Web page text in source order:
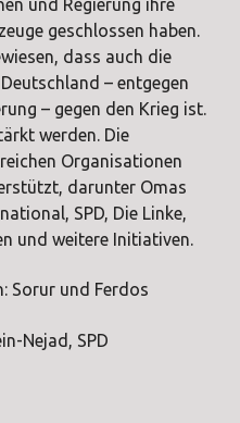
und Regierung ihre
geschlossen haben.
dass auch die
– entgegen
– gegen den Krieg ist.
werden. Die
Organisationen
darunter Omas
SPD, Die Linke,
und weitere Initiativen.
Sorur und Ferdos
Nejad, SPD